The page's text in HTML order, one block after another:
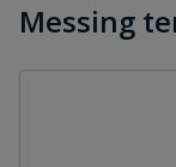
Messing